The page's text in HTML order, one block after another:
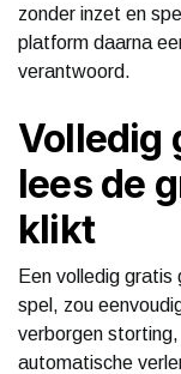
zonder inzet en
platform daarna
verantwoord.
Volledig
lees de
klikt
Een volledig
spel, zou
verborgen
automatische